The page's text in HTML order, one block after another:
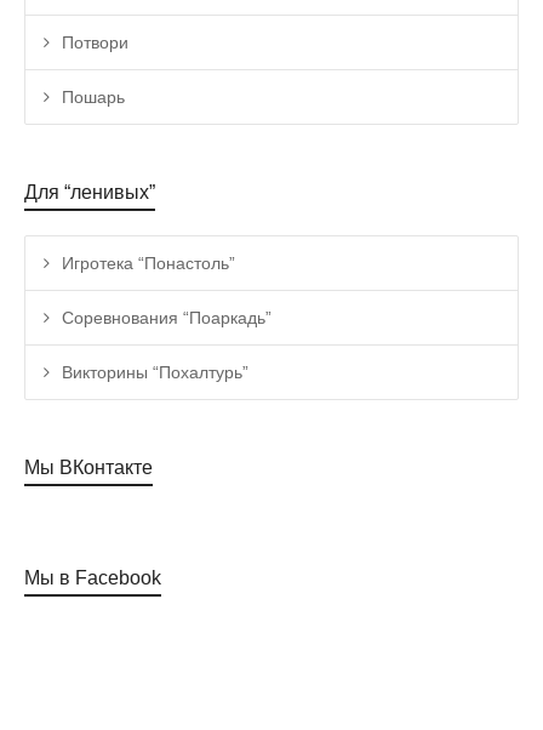
Потвори
Пошарь
Для “ленивых”
Игротека “Понастоль”
Соревнования “Поаркадь”
Викторины “Похалтурь”
Мы ВКонтакте
Мы в Facebook